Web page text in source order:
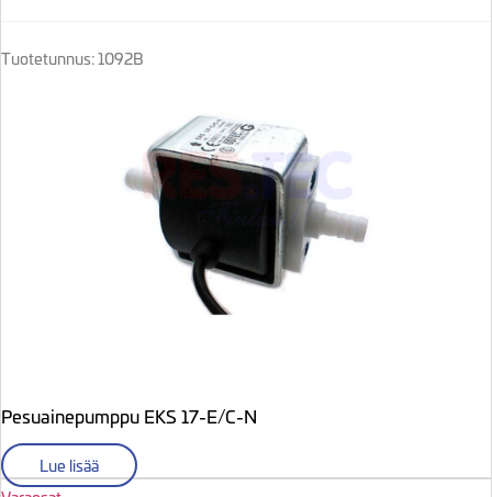
Tuotetunnus: 1092B
Pesuainepumppu EKS 17-E/C-N
Lue lisää